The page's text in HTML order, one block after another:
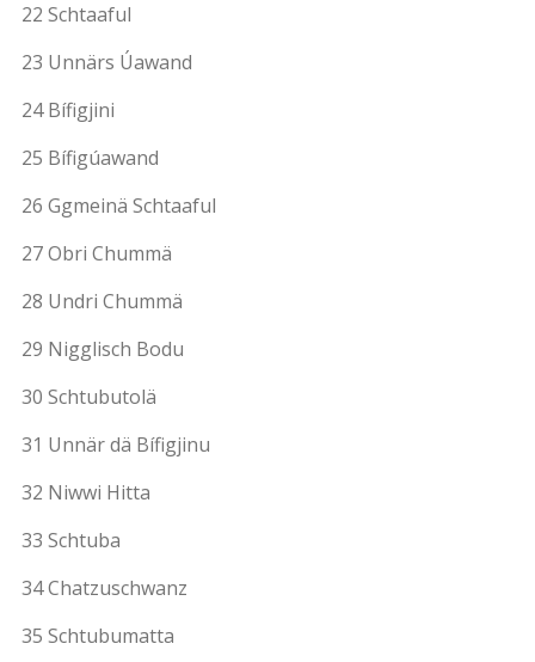
22 Schtaaful
23 Unnärs Úawand
24 Bífigjini
25 Bífigúawand
26 Ggmeinä Schtaaful
27 Obri Chummä
28 Undri Chummä
29 Nigglisch Bodu
30 Schtubutolä
31 Unnär dä Bífigjinu
32 Niwwi Hitta
33 Schtuba
34 Chatzuschwanz
35 Schtubumatta